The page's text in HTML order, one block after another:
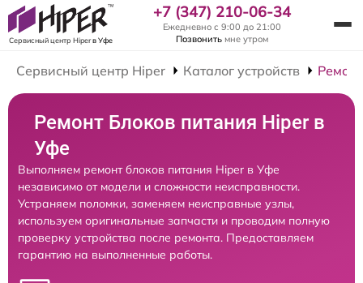
Сервисный центр Hiperв Уфе
+7 (347) 210-06-34
Ежедневно с 9:00 до 21:00
Позвонить мне утром
Сервисный центр Hiper Каталог устройств
Ремонт Блоков питания Hiper в
Уфе
Выполняем ремонт блоков питания Hiper в Уфе
независимо от модели и сложности неисправности.
Устраняем поломки, заменяем неисправные узлы,
используем оригинальные запчасти и проводим полную
проверку устройства после ремонта. Предоставляем
гарантию на выполненные работы.